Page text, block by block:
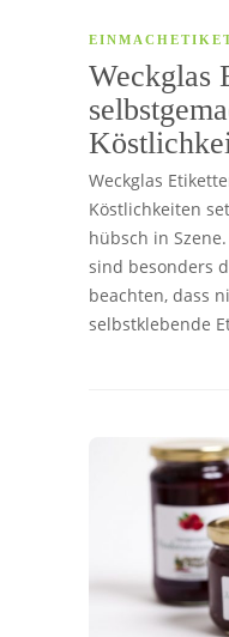
Weckglas
Weckglas
Köstlichkeiten
hübsch in
sind besonders
beachten, dass
selbstklebende